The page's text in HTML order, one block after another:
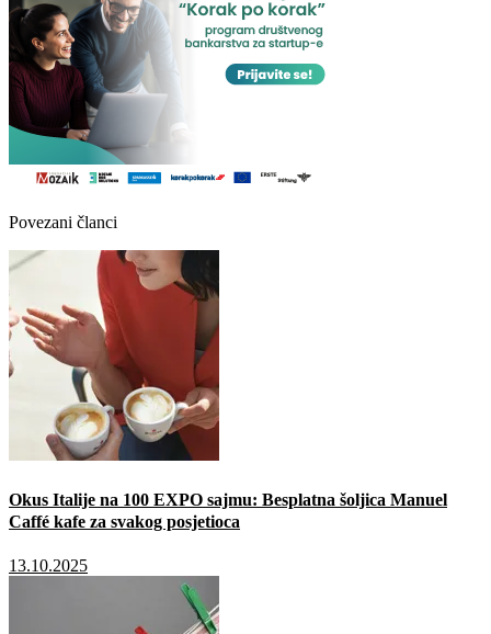
Povezani članci
Okus Italije na 100 EXPO sajmu: Besplatna šoljica Manuel
Caffé kafe za svakog posjetioca
13.10.2025